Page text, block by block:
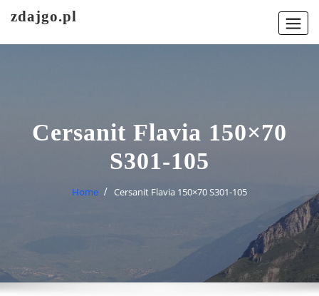
zdajgo.pl
Cersanit Flavia 150×70
S301-105
Home Cersanit Flavia 150×70 S301-105